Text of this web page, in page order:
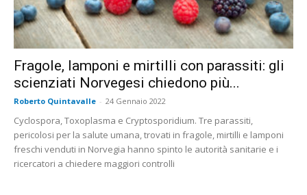
Fragole, lamponi e mirtilli con parassiti: gli
scienziati Norvegesi chiedono più...
Roberto Quintavalle - 24 Gennaio 2022
Cyclospora, Toxoplasma e Cryptosporidium. Tre parassiti,
pericolosi per la salute umana, trovati in fragole, mirtilli e lamponi
freschi venduti in Norvegia hanno spinto le autorità sanitarie e i
ricercatori a chiedere maggiori controlli